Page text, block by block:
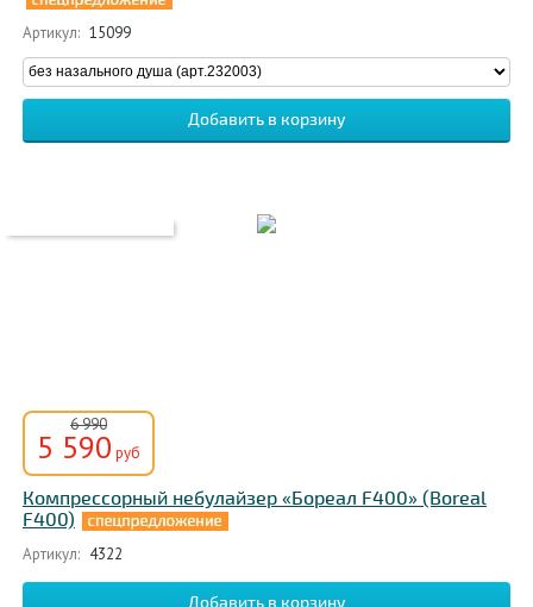
Артикул: 15099
6 990
5 590 руб
Компрессорный небулайзер «Бореал F400» (Boreal
F400)
Артикул: 4322